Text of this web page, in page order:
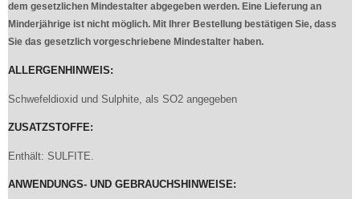
dem gesetzlichen Mindestalter abgegeben werden. Eine Lieferung an
Minderjährige ist nicht möglich. Mit Ihrer Bestellung bestätigen Sie, dass
Sie das gesetzlich vorgeschriebene Mindestalter haben.
ALLERGENHINWEIS:
Schwefeldioxid und Sulphite, als SO2 angegeben
ZUSATZSTOFFE:
Enthält: SULFITE.
ANWENDUNGS- UND GEBRAUCHSHINWEISE: